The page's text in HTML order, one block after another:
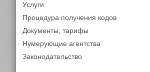
Услуги
Процедура получения кодов
Документы, тарифы
Нумерующие агентства
Законодательство